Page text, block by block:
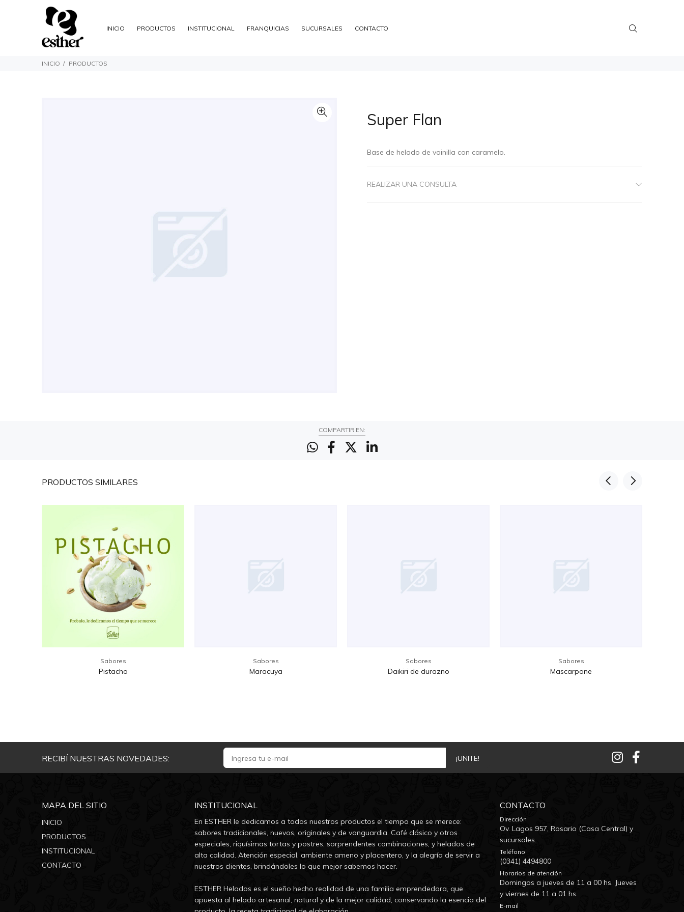
INICIO PRODUCTOS INSTITUCIONAL FRANQUICIAS SUCURSALES CONTACTO
INICIO PRODUCTOS
Super Flan
Base de helado de vainilla con caramelo.
REALIZAR UNA CONSULTA
COMPARTIR EN:
PRODUCTOS SIMILARES
Sabores
Pistacho
Sabores
Maracuya
Sabores
Daikiri de durazno
Sabores
Mascarpone
RECIBÍ NUESTRAS NOVEDADES: ¡UNITE!
MAPA DEL SITIO
INICIO
PRODUCTOS
INSTITUCIONAL
CONTACTO
INSTITUCIONAL
En ESTHER le dedicamos a todos nuestros productos el tiempo que se merece:
sabores tradicionales, nuevos, originales y de vanguardia. Café clásico y otros
especiales, riquísimas tortas y postres, sorprendentes combinaciones, y helados de
alta calidad. Atención especial, ambiente ameno y placentero, y la alegría de servir a
nuestros clientes, brindándoles lo que mejor sabemos hacer.
ESTHER Helados es el sueño hecho realidad de una familia emprendedora, que
apuesta al helado artesanal, natural y de la mejor calidad, conservando la esencia del
CONTACTO
Dirección
Ov. Lagos 957, Rosario (Casa Central) y
sucursales.
Teléfono
(0341) 4494800
Horarios de atención
Domingos a jueves de 11 a 00 hs. Jueves
y viernes de 11 a 01 hs.
E-mail